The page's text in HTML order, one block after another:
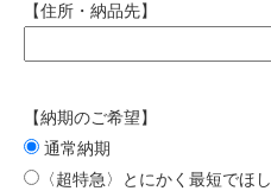
【住所・納品先】
【納期のご希望】
通常納期
〈超特急〉とにかく最短でほ